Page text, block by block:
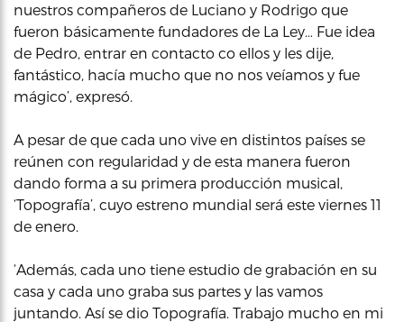
nuestros compañeros de Luciano y Rodrigo que
fueron básicamente fundadores de La Ley… Fue idea
de Pedro, entrar en contacto co ellos y les dije,
fantástico, hacía mucho que no nos veíamos y fue
mágico’, expresó.
A pesar de que cada uno vive en distintos países se
reúnen con regularidad y de esta manera fueron
dando forma a su primera producción musical,
‘Topografía’, cuyo estreno mundial será este viernes 11
de enero.
‘Además, cada uno tiene estudio de grabación en su
casa y cada uno graba sus partes y las vamos
juntando. Así se dio Topografía. Trabajo mucho en mi